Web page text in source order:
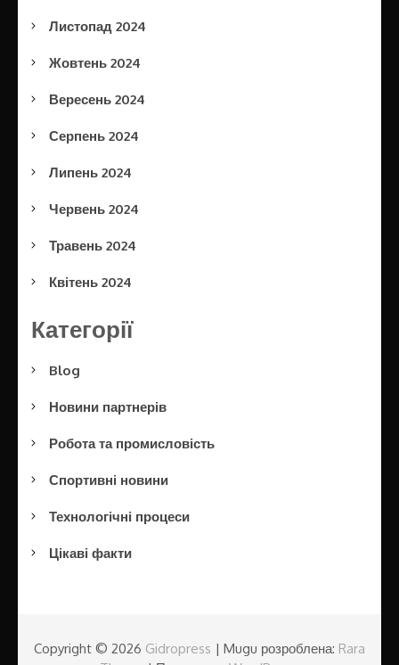
Листопад 2024
Жовтень 2024
Вересень 2024
Серпень 2024
Липень 2024
Червень 2024
Травень 2024
Квітень 2024
Категорії
Blog
Новини партнерів
Робота та промисловість
Спортивні новини
Технологічні процеси
Цікаві факти
Copyright © 2026 Gidropress | Mugu розроблена: Rara